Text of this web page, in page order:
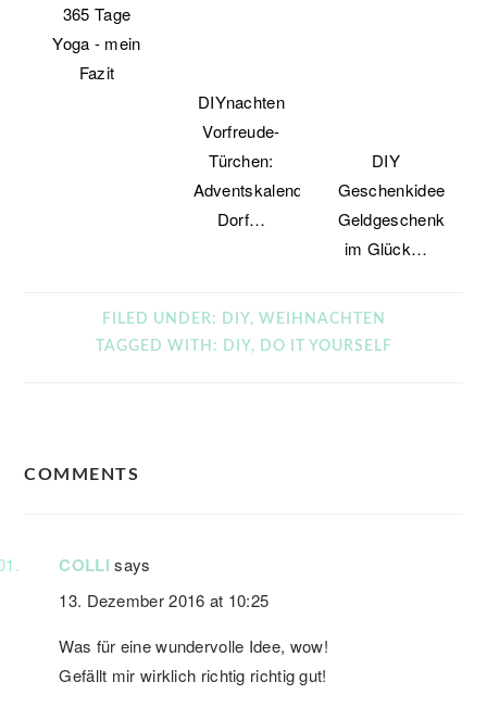
365 Tage
Yoga - mein
Fazit
DIYnachten
Vorfreude-
Türchen:
Adventskalender-
Dorf…
DIY
Geschenkidee:
Geldgeschenk
im Glück…
FILED UNDER: DIY, WEIHNACHTEN
TAGGED WITH:
DIY, DO IT YOURSELF
INTERACTIONS
COMMENTS
COLLI says
13. Dezember 2016 at 10:25
Was für eine wundervolle Idee, wow!
Gefällt mir wirklich richtig richtig gut!